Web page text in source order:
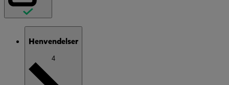
Henvendelser
4